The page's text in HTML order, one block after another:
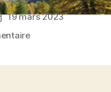
19 mars 2023
sur